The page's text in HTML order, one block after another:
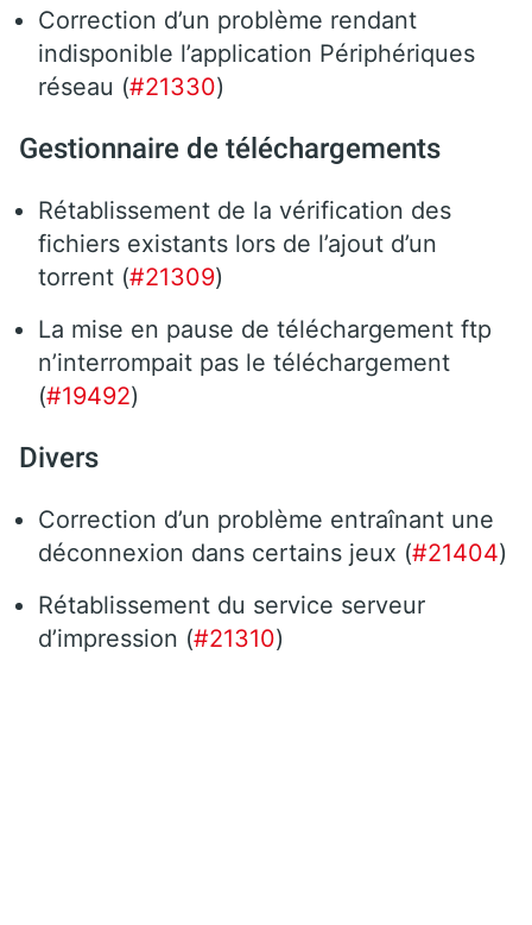
Correction d’un problème rendant
indisponible l’application Périphériques
réseau (#21330)
Gestionnaire de téléchargements
Rétablissement de la vérification des
fichiers existants lors de l’ajout d’un
torrent (#21309)
La mise en pause de téléchargement ftp
n’interrompait pas le téléchargement
(#19492)
Divers
Correction d’un problème entraînant une
déconnexion dans certains jeux (#21404)
Rétablissement du service serveur
d’impression (#21310)